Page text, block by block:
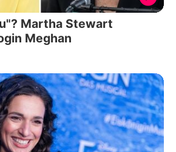
Martha Stewart
Meghan